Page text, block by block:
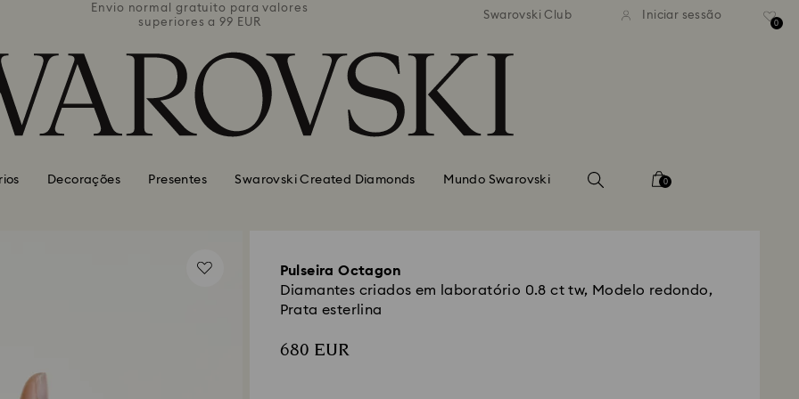
Envio normal gratuito para valores
superiores a 99 EUR
Envio normal gratuito para valores
superiores a 99 EUR
Envio normal gratuito para
superiores a 99 EUR
Swarovski Club Iniciar sessão
0
Decorações Presentes Swarovski Created Diamonds Mundo Swarovski 0
Pulseira Octagon
Diamantes criados em laboratório 0.8 ct tw, Modelo redondo,
Prata esterlina
680 EUR